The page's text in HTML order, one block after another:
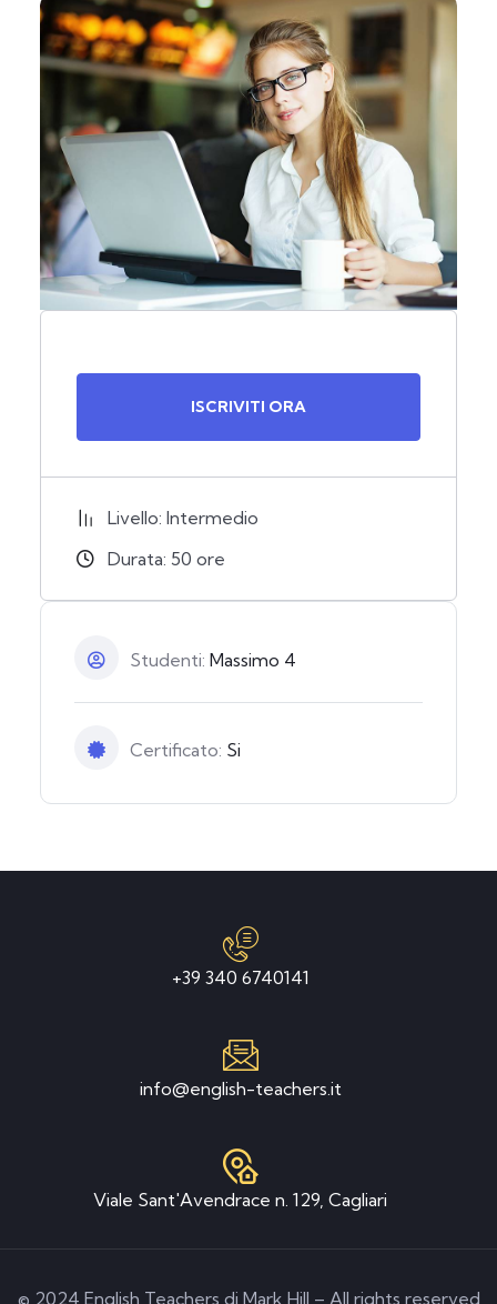
ISCRIVITI ORA
Livello: Intermedio
Durata: 50 ore
Studenti: Massimo 4
Certificato: Si
+39 340 6740141
info@english-teachers.it
Viale Sant'Avendrace n. 129, Cagliari
© 2024 English Teachers di Mark Hill – All rights reserved